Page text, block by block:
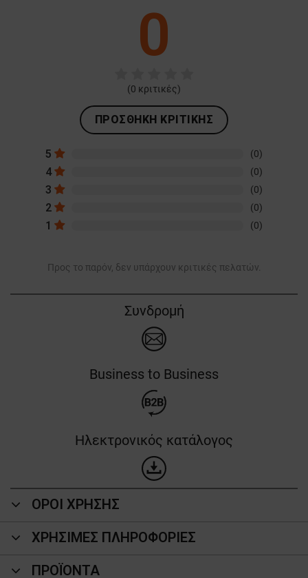
0
(0 κριτικές)
ΠΡΟΣΘΉΚΗ ΚΡΙΤΙΚΉΣ
5 (0)
4 (0)
3 (0)
2 (0)
1 (0)
Προς το παρόν, δεν υπάρχουν κριτικές πελατών.
Συνδρομή
Business to Business
Ηλεκτρονικός κατάλογος
ΟΡΟΙ ΧΡΗΣΗΣ
ΧΡΗΣΙΜΕΣ ΠΛΗΡΟΦΟΡΙΕΣ
ΠΡΟΪΌΝΤΑ
ΜΗ ΤΑΞΙΝΟΜΗΜΈΝΑ